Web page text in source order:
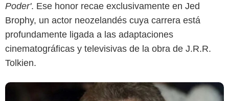
Poder'. Ese honor recae exclusivamente en Jed
Brophy, un actor neozelandés cuya carrera está
profundamente ligada a las adaptaciones
cinematográficas y televisivas de la obra de J.R.R.
Tolkien.